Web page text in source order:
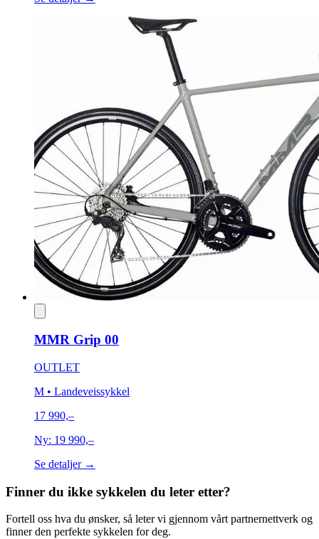
MMR Grip 00
OUTLET
M • Landeveissykkel
17 990,–
Ny: 19 990,–
Se detaljer →
Finner du ikke sykkelen du leter etter?
Fortell oss hva du ønsker, så leter vi gjennom vårt partnernettverk og
finner den perfekte sykkelen for deg.